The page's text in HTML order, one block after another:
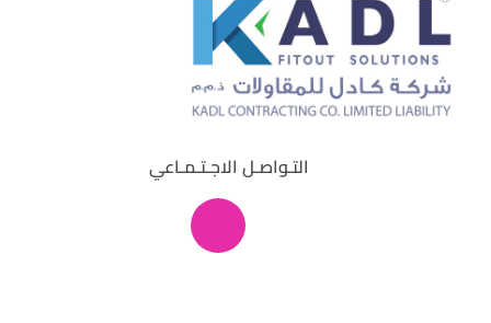
التـواصـل الاجـتـمـاعي